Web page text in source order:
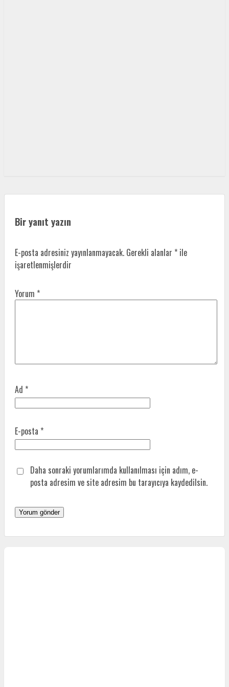
Bir yanıt yazın
E-posta adresiniz yayınlanmayacak. Gerekli alanlar * ile
işaretlenmişlerdir
Yorum *
Ad *
E-posta *
Daha sonraki yorumlarımda kullanılması için adım, e-
posta adresim ve site adresim bu tarayıcıya kaydedilsin.